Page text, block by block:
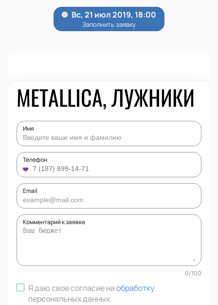
METALLICA, ЛУЖНИКИ
Имя
Телефон
Email
Комментарий к заявке
0/100
Я даю свое согласие наобработку
персональных данных.